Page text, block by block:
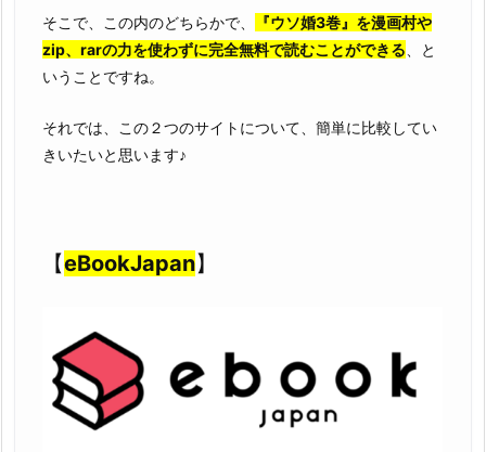
そこで、この内のどちらかで、
『ウソ婚3巻』を漫画村や
zip、rarの力を使わずに完全無料で読むことができる 、と
いうことですね。
それでは、この２つのサイトについて、簡単に比較してい
きいたいと思います♪
【eBookJapan】